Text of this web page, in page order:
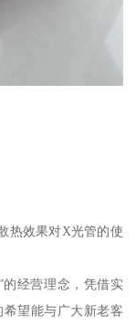
热效果对X光管的使
经营理念，凭借实
望能与广大新老客